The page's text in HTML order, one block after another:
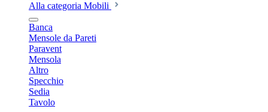
Alla categoria Mobili
Banca
Mensole da Pareti
Paravent
Mensola
Altro
Specchio
Sedia
Tavolo